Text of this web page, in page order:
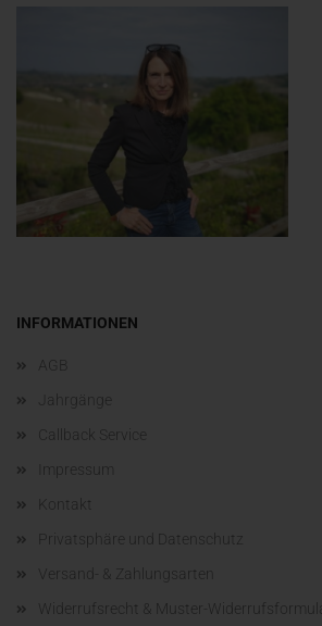
INFORMATIONEN
AGB
Jahrgänge
Callback Service
Impressum
Kontakt
Privatsphäre und Datenschutz
Versand- & Zahlungsarten
Widerrufsrecht & Muster-